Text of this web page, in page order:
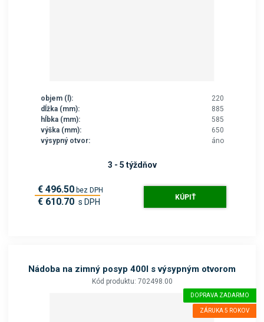
objem (l):
220
dĺžka (mm):
885
hĺbka (mm):
585
výška (mm):
650
výsypný otvor:
áno
3 - 5 týždňov
€ 496.50 bez DPH
€ 610.70 s DPH KÚPIŤ
Nádoba na zimný posyp 400l s výsypným otvorom
Kód produktu: 702498.00
DOPRAVA ZADARMO
ZÁRUKA 5 ROKOV